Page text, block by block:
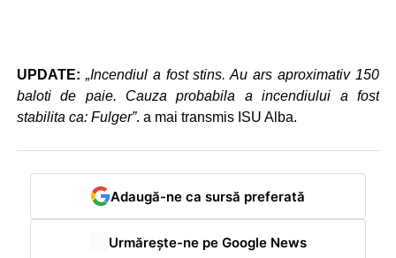
UPDATE: „Incendiul a fost stins. Au ars aproximativ 150
baloti de paie. Cauza probabila a incendiului a fost
stabilita ca: Fulger”. a mai transmis ISU Alba.
Adaugă-ne ca sursă preferată
Urmărește-ne pe Google News